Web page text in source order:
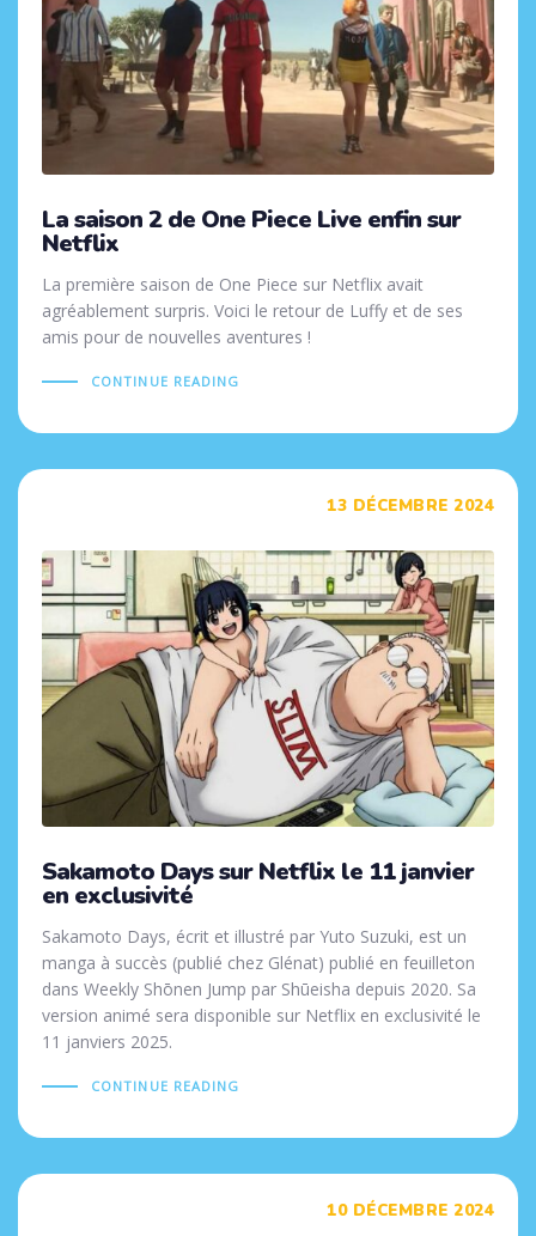
La saison 2 de One Piece Live enfin sur
Netflix
La première saison de One Piece sur Netflix avait
agréablement surpris. Voici le retour de Luffy et de ses
amis pour de nouvelles aventures !
CONTINUE READING
13 DÉCEMBRE 2024
Sakamoto Days sur Netflix le 11 janvier
en exclusivité
Sakamoto Days, écrit et illustré par Yuto Suzuki, est un
manga à succès (publié chez Glénat) publié en feuilleton
dans Weekly Shōnen Jump par Shūeisha depuis 2020. Sa
version animé sera disponible sur Netflix en exclusivité le
11 janviers 2025.
CONTINUE READING
10 DÉCEMBRE 2024